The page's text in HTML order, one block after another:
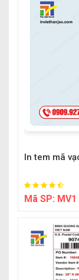
In tem mã
Mã SP: MV1